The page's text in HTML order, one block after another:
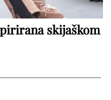
skijaškom